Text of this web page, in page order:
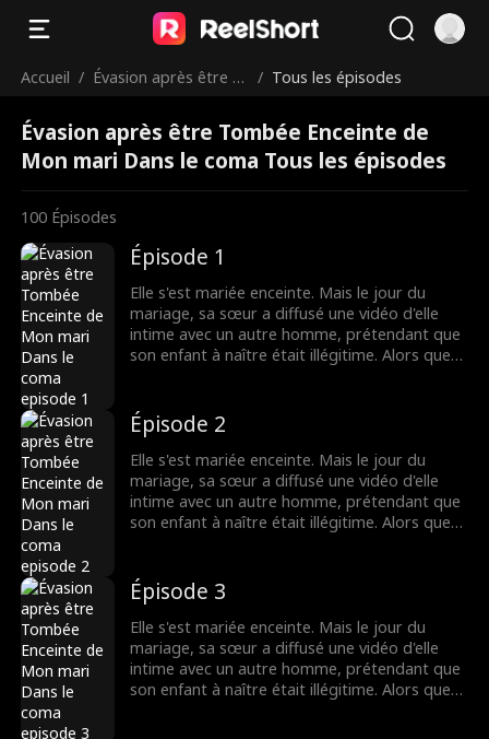
Accueil / Évasion après être T
Mon mari Dans le co
ma
/ Tous les épisodes
Évasion après être Tombée Enceinte de
Mon mari Dans le coma Tous les épisodes
100 Épisodes
Épisode 1
Elle s'est mariée enceinte. Mais le jour du
mariage, sa sœur a diffusé une vidéo d'elle
intime avec un autre homme, prétendant que
son enfant à naître était illégitime. Alors que
disait que le milliardaire était dans un état
végétatif, mais comment pouvait-il être si
séduisant ?
Épisode 2
Elle s'est mariée enceinte. Mais le jour du
mariage, sa sœur a diffusé une vidéo d'elle
intime avec un autre homme, prétendant que
son enfant à naître était illégitime. Alors que
disait que le milliardaire était dans un état
végétatif, mais comment pouvait-il être si
séduisant ?
Épisode 3
Elle s'est mariée enceinte. Mais le jour du
mariage, sa sœur a diffusé une vidéo d'elle
intime avec un autre homme, prétendant que
son enfant à naître était illégitime. Alors que